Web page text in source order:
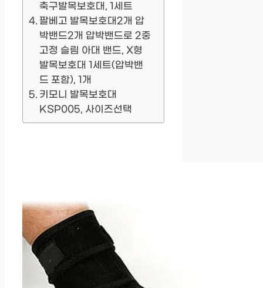
축구발목보호대, 1세트
팔베고 발목보호대2개 압
박밴드2개 압박밴드로 2중
고정 슬림 아대 밴드, X형
발목보호대 1세트(압박밴
드 포함), 1개
키모니 발목보호대
KSP005, 사이즈선택